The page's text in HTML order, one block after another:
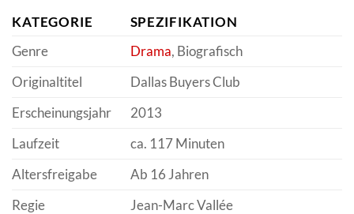
KATEGORIE
SPEZIFIKATION
Genre
Drama, Biografisch
Originaltitel
Dallas Buyers Club
Erscheinungsjahr
2013
Laufzeit
ca. 117 Minuten
Altersfreigabe
Ab 16 Jahren
Regie
Jean-Marc Vallée